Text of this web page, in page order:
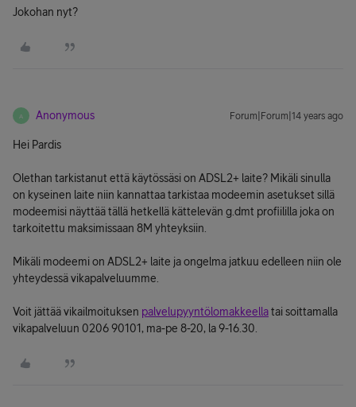
Jokohan nyt?
A Anonymous Forum|Forum|14 years ago
Hei Pardis
Olethan tarkistanut että käytössäsi on ADSL2+ laite? Mikäli sinulla
on kyseinen laite niin kannattaa tarkistaa modeemin asetukset sillä
modeemisi näyttää tällä hetkellä kättelevän g.dmt profiililla joka on
tarkoitettu maksimissaan 8M yhteyksiin.
Mikäli modeemi on ADSL2+ laite ja ongelma jatkuu edelleen niin ole
yhteydessä vikapalveluumme.
Voit jättää vikailmoituksen palvelupyyntölomakkeellatai soittamalla
vikapalveluun 0206 90101, ma-pe 8-20, la 9-16.30.